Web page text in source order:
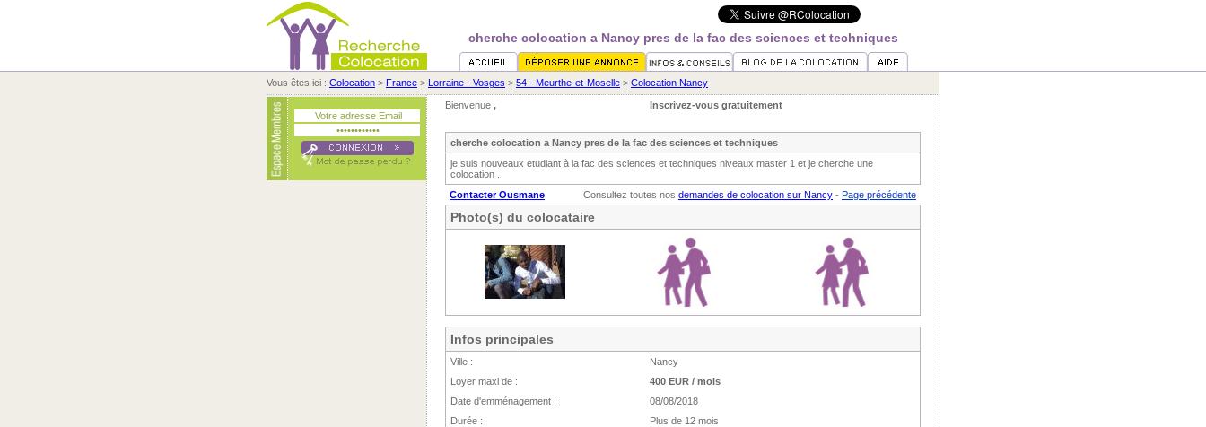
cherche colocation a Nancy pres de la fac des sciences et techniques
Vous êtes ici : Colocation > France > Lorraine - Vosges > 54 - Meurthe-et-Moselle > Colocation Nancy
Bienvenue , Inscrivez-vous gratuitement
cherche colocation a Nancy pres de la fac des sciences et techniques
je suis nouveaux etudiant à la fac des sciences et techniques niveaux master 1 et je cherche une
colocation .
Contacter Ousmane
Consultez toutes nos demandes de colocation sur Nancy - Page précédente
Photo(s) du colocataire
Infos principales
Ville :
Nancy
Loyer maxi de :
400 EUR / mois
Date d'emménagement :
08/08/2018
Durée :
Plus de 12 mois